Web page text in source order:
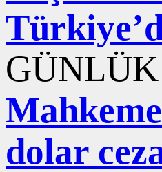
dolar